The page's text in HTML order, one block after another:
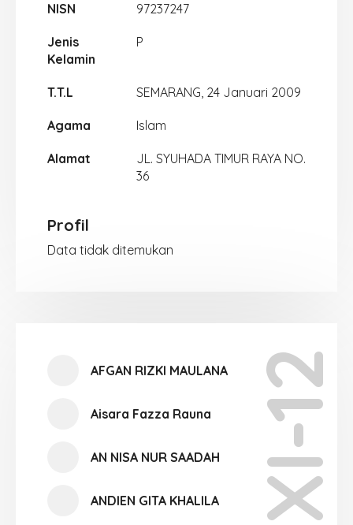
NISN 97237247
Jenis
Kelamin
P
T.T.L SEMARANG, 24 Januari 2009
Agama Islam
Alamat
JL. SYUHADA TIMUR RAYA NO.
36
Profil
Data tidak ditemukan
XI-12
AFGAN RIZKI MAULANA
Aisara Fazza Rauna
AN NISA NUR SAADAH
ANDIEN GITA KHALILA